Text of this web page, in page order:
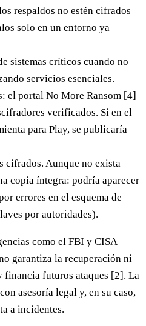
respaldos no estén cifrados
solo en un entorno ya
sistemas críticos cuando no
servicios esenciales.
el portal No More Ransom [4]
verificados. Si en el
para Play, se publicaría
cifrados. Aunque no exista
copia íntegra: podría aparecer
errores en el esquema de
por autoridades).
como el FBI y CISA
garantiza la recuperación ni
financia futuros ataques [2]. La
asesoría legal y, en su caso,
a incidentes.